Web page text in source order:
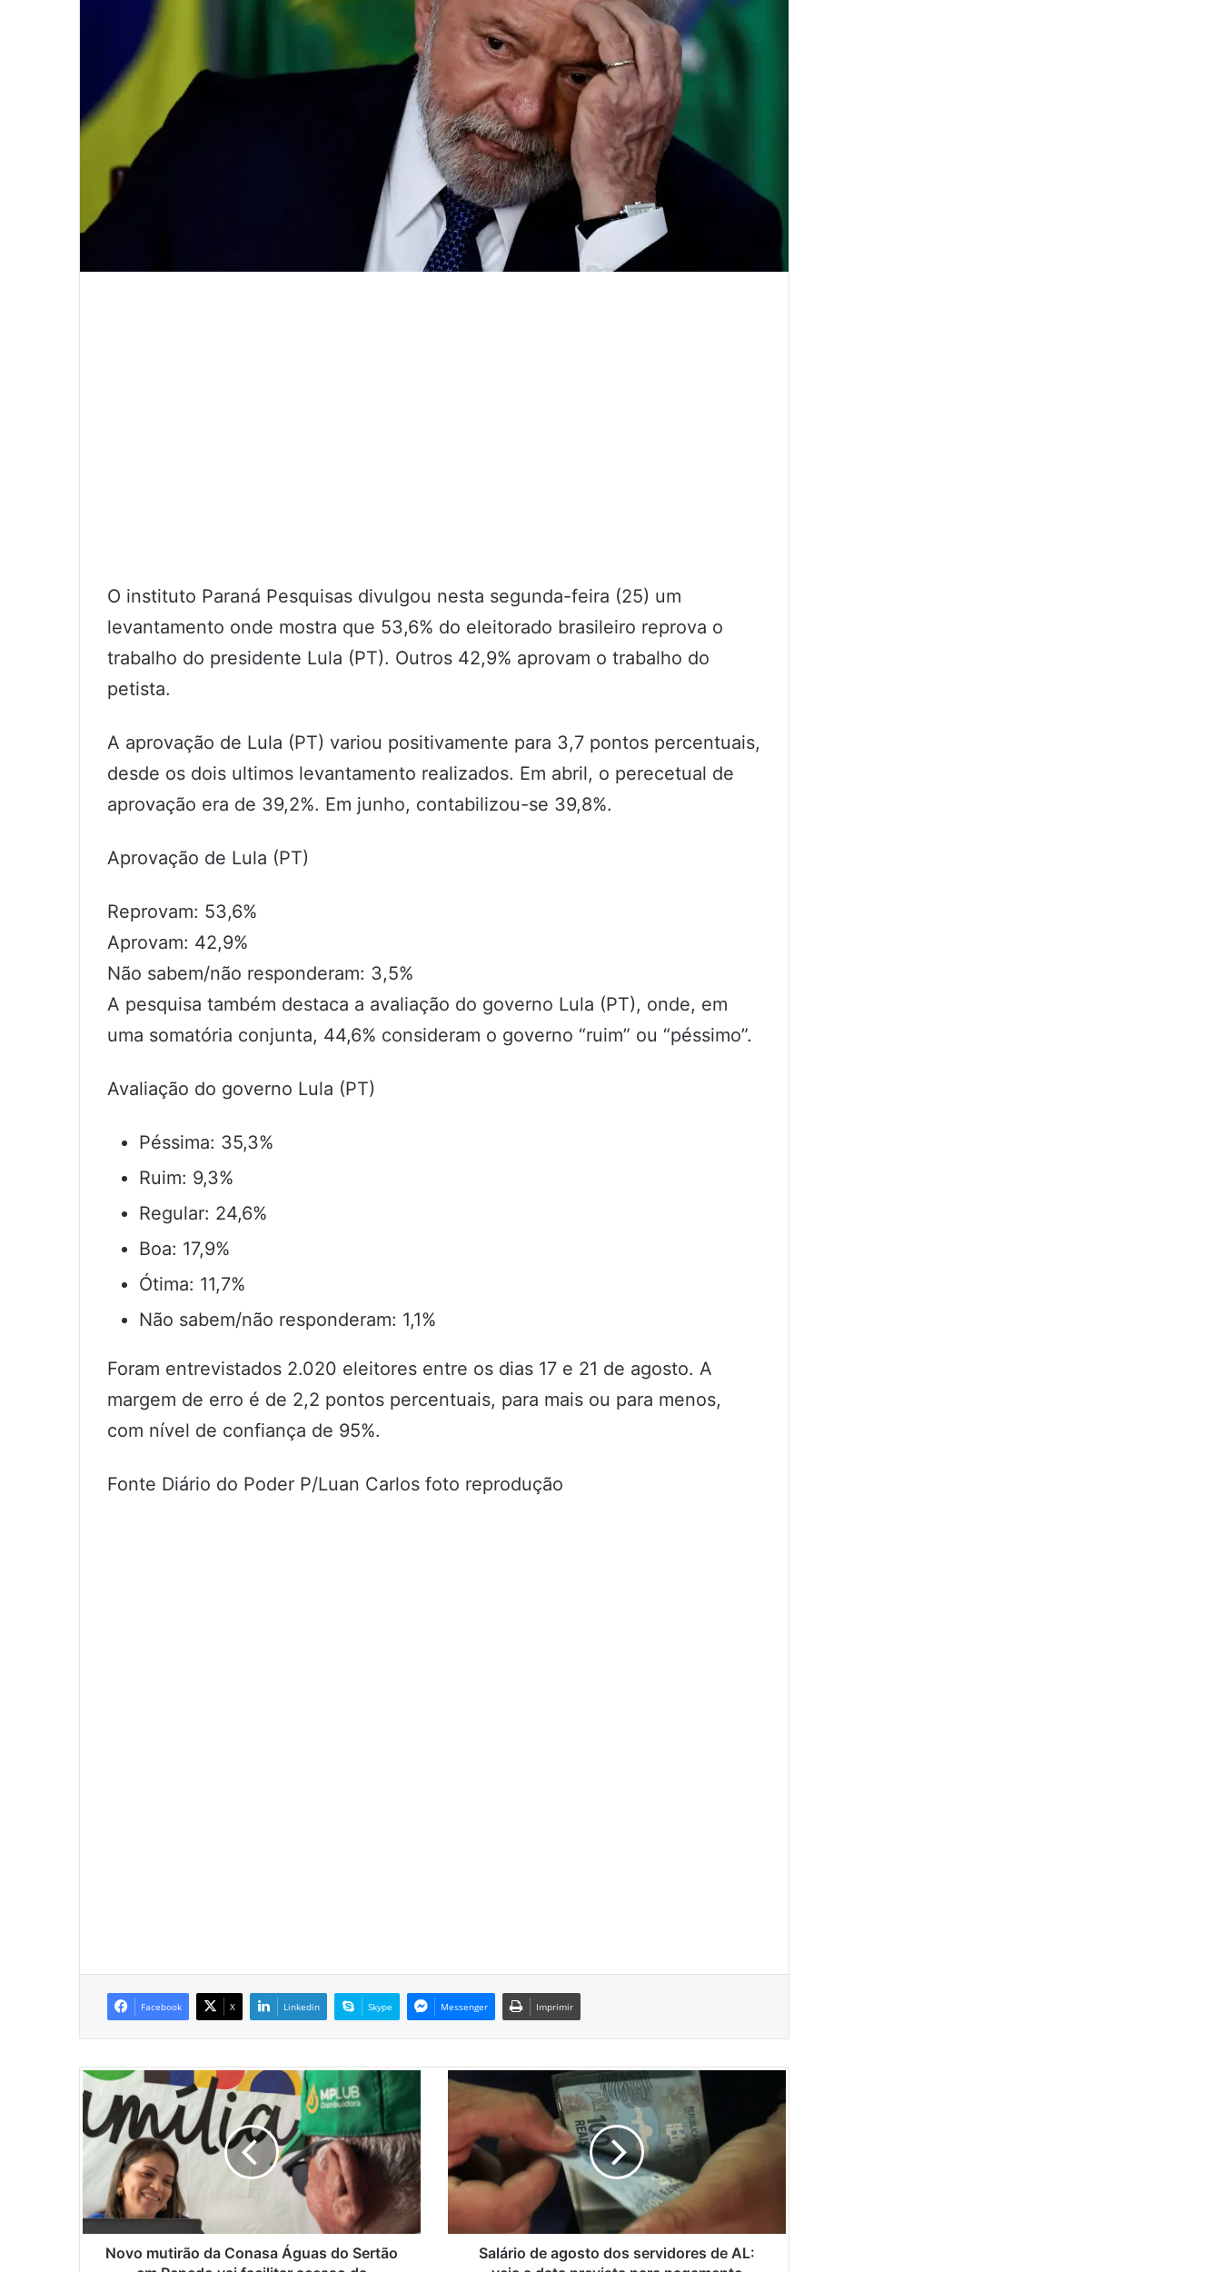
O instituto Paraná Pesquisas divulgou nesta segunda-feira (25) um
levantamento onde mostra que 53,6% do eleitorado brasileiro reprova o
trabalho do presidente Lula (PT). Outros 42,9% aprovam o trabalho do
petista.
A aprovação de Lula (PT) variou positivamente para 3,7 pontos percentuais,
desde os dois ultimos levantamento realizados. Em abril, o perecetual de
aprovação era de 39,2%. Em junho, contabilizou-se 39,8%.
Aprovação de Lula (PT)
Reprovam: 53,6%
Aprovam: 42,9%
Não sabem/não responderam: 3,5%
A pesquisa também destaca a avaliação do governo Lula (PT), onde, em
uma somatória conjunta, 44,6% consideram o governo “ruim” ou “péssimo”.
Avaliação do governo Lula (PT)
Péssima: 35,3%
Ruim: 9,3%
Regular: 24,6%
Boa: 17,9%
Ótima: 11,7%
Não sabem/não responderam: 1,1%
Foram entrevistados 2.020 eleitores entre os dias 17 e 21 de agosto. A
margem de erro é de 2,2 pontos percentuais, para mais ou para menos,
com nível de confiança de 95%.
Fonte Diário do Poder P/Luan Carlos foto reprodução
Facebook X Linkedin Skype Messenger Imprimir
N
o
v
o
r
Novo mutirão da Conasa Águas do Sertão
S
r
i
o
e
Salário de agosto dos servidores de AL: